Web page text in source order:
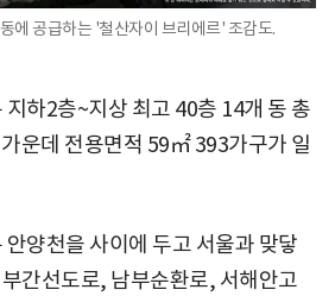
에 공급하는 '철산자이 브리에르' 조감도.
하2층~지상 최고 40층 14개 동 총
운데 전용면적 59㎡ 393가구가 일
양천을 사이에 두고 서울과 맞닿
간선도로, 남부순환로, 서해안고